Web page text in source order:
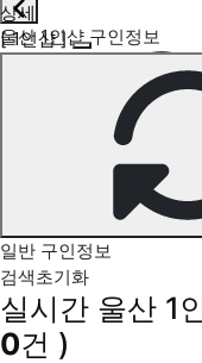
울산 1인샵 구인정보
상세
[ 1인샵 ]
일반 구인정보
검색초기화
실시간 울산 1
0건 )